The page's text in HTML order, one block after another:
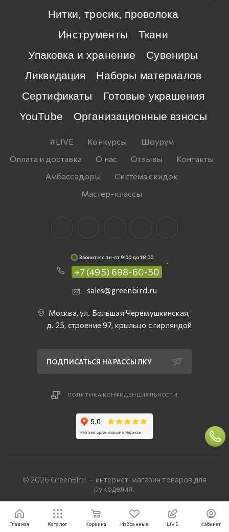
Нитки, тросик, проволока
Инструменты
Ткани
Упаковка и хранение
Сувениры
Ликвидация
Наборы материалов
Сертификаты
Готовые украшения
YouTube
Организационные взносы
#LIVE Конкурсы
Шоурум
Оплата и доставка
О нас Отзывы
Контакты
Амбассадоры
Система скидок
Мастер-классы
Звоните: c пн-пт 9:00 до 18:00
+7 (495) 698-60-50
sales@greenbird.ru
Москва, ул. Большая Черемушкинская,
д. 25, строение 97, крыльцо с гирляндой
ПОДПИСАТЬСЯ НА РАССЫЛКУ
ПОЛИТИКА КОНФИДЕНЦИАЛЬНОСТИ
© 2026 GreenBird — интернет-магазин товаров для
рукоделия.
Разработка сайта — «Четвертый Рим»
Главная Каталог Корзина Избранные LIVE Кабинет